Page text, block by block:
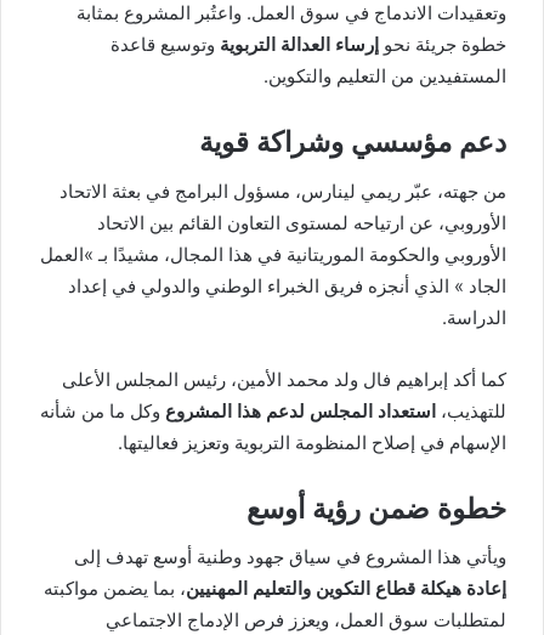
وتعقيدات الاندماج في سوق العمل. واعتُبر المشروع بمثابة
خطوة جريئة نحو إرساء العدالة التربوية وتوسيع قاعدة
المستفيدين من التعليم والتكوين.
دعم مؤسسي وشراكة قوية
من جهته، عبّر ريمي لينارس، مسؤول البرامج في بعثة الاتحاد
الأوروبي، عن ارتياحه لمستوى التعاون القائم بين الاتحاد
الأوروبي والحكومة الموريتانية في هذا المجال، مشيدًا بـ »العمل
الجاد » الذي أنجزه فريق الخبراء الوطني والدولي في إعداد
الدراسة.
كما أكد إبراهيم فال ولد محمد الأمين، رئيس المجلس الأعلى
للتهذيب، استعداد المجلس لدعم هذا المشروع وكل ما من شأنه
الإسهام في إصلاح المنظومة التربوية وتعزيز فعاليتها.
خطوة ضمن رؤية أوسع
ويأتي هذا المشروع في سياق جهود وطنية أوسع تهدف إلى
إعادة هيكلة قطاع التكوين والتعليم المهنيين، بما يضمن مواكبته
لمتطلبات سوق العمل، ويعزز فرص الإدماج الاجتماعي